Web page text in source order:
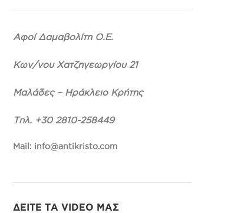
Αφοί Δαμαβολίτη Ο.Ε.
Κων/νου Χατζηγεωργίου 21
Μαλάδες – Ηράκλειο Κρήτης
Τηλ. +30 2810-258449
Mail: info@antikristo.com
ΔΕΙΤΕ ΤΑ VIDEO ΜΑΣ